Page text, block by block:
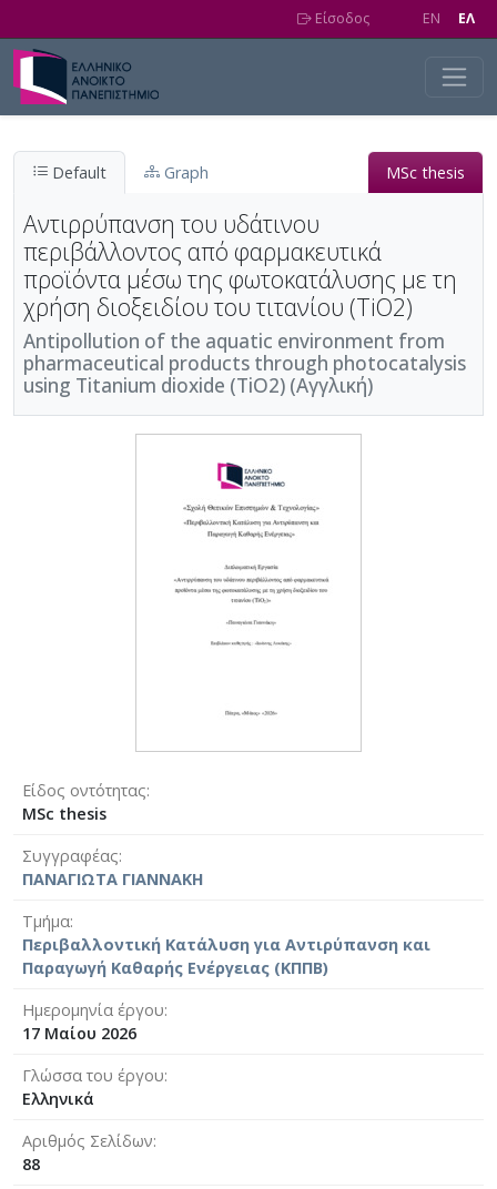
Είσοδος EN EΛ
Default Graph MSc thesis
Αντιρρύπανση του υδάτινου
περιβάλλοντος από φαρμακευτικά
προϊόντα μέσω της φωτοκατάλυσης με τη
χρήση διοξειδίου του τιτανίου (TiO2)
Antipollution of the aquatic environment from
pharmaceutical products through photocatalysis
using Titanium dioxide (TiO2) (Αγγλική)
Είδος οντότητας
MSc thesis
Συγγραφέας
ΠΑΝΑΓΙΩΤΑ ΓΙΑΝΝΑΚΗ
Τμήμα
Περιβαλλοντική Κατάλυση για Αντιρύπανση και
Παραγωγή Καθαρής Ενέργειας (ΚΠΠΒ)
Ημερομηνία έργου
17 Μαίου 2026
Γλώσσα του έργου
Ελληνικά
Αριθμός Σελίδων
88